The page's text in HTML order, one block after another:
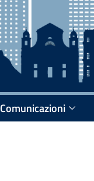
Comunicazioni